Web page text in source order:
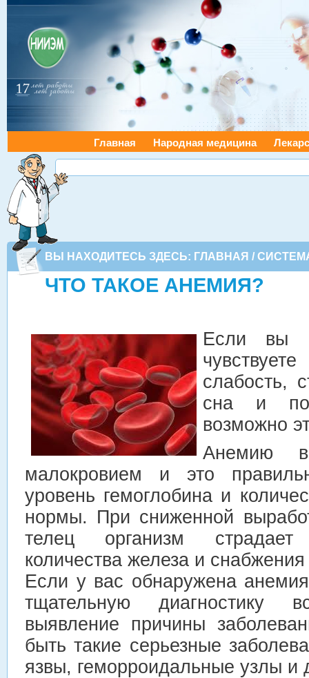
Главная Народная медицина
ВЫ НАХОДИТЕСЬ ЗДЕСЬ: ГЛАВНАЯ /
ЧТО ТАКОЕ АНЕМИЯ?
Если вы
слабость,
сна и
возможно
Анемию
малокровием и это
уровень гемоглобина и
нормы. При сниженной
телец организм страдает
количества железа и
Если у вас обнаружена
тщательную диагностику
выявление причины
быть такие серьезные
язвы, геморроидальные узлы и